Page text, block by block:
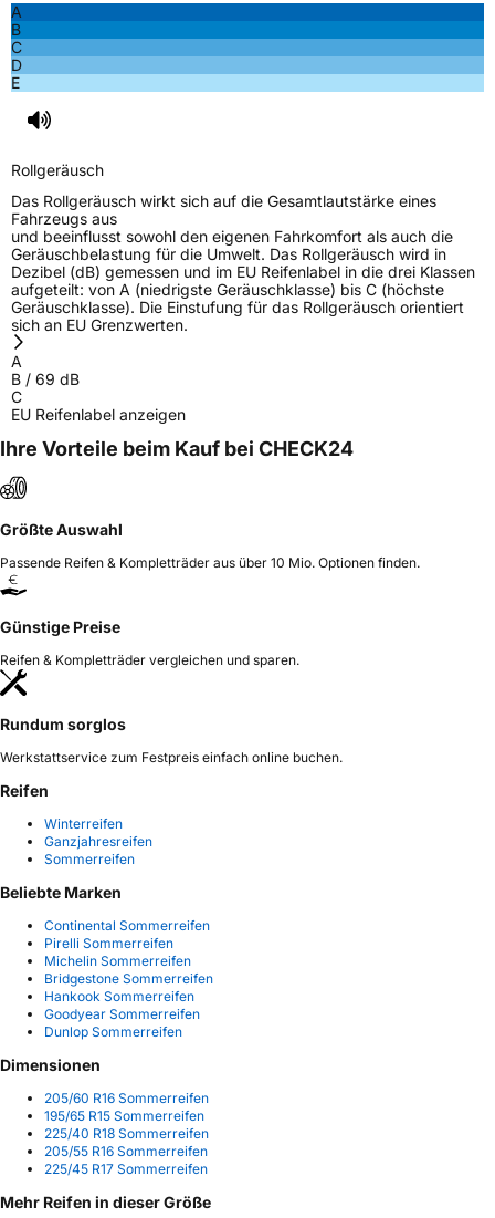
A
B
C
D
E
Rollgeräusch
Das Rollgeräusch wirkt sich auf die Gesamtlautstärke eines
Fahrzeugs aus
und beeinflusst sowohl den eigenen Fahrkomfort als auch die
Geräuschbelastung für die Umwelt. Das Rollgeräusch wird in
Dezibel (dB) gemessen und im EU Reifenlabel in die drei Klassen
aufgeteilt: von A (niedrigste Geräuschklasse) bis C (höchste
Geräuschklasse). Die Einstufung für das Rollgeräusch orientiert
sich an EU Grenzwerten.
A
B / 69 dB
C
EU Reifenlabel anzeigen
Ihre Vorteile beim Kauf bei CHECK24
Größte Auswahl
Passende Reifen & Kompletträder aus über 10 Mio. Optionen finden.
Günstige Preise
Reifen & Kompletträder vergleichen und sparen.
Rundum sorglos
Werkstattservice zum Festpreis einfach online buchen.
Reifen
Winterreifen
Ganzjahresreifen
Sommerreifen
Beliebte Marken
Continental Sommerreifen
Pirelli Sommerreifen
Michelin Sommerreifen
Bridgestone Sommerreifen
Hankook Sommerreifen
Goodyear Sommerreifen
Dunlop Sommerreifen
Dimensionen
205/60 R16 Sommerreifen
195/65 R15 Sommerreifen
225/40 R18 Sommerreifen
205/55 R16 Sommerreifen
225/45 R17 Sommerreifen
Mehr Reifen in dieser Größe